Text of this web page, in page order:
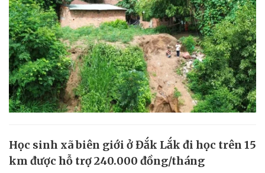
Học sinh xã biên giới ở Đắk Lắk đi học trên 15
km được hỗ trợ 240.000 đồng/tháng